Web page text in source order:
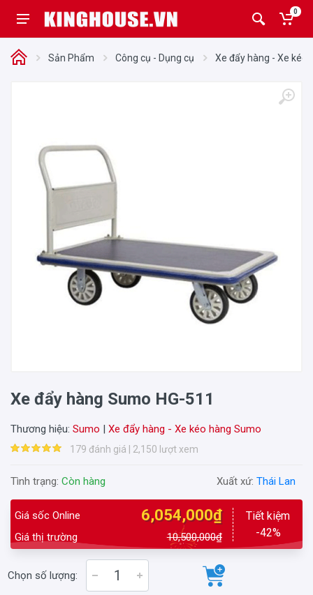
0
Sản Phẩm Công cụ - Dụng cụ Xe đẩy hàng - Xe kéo
Xe đẩy hàng Sumo HG-511
Thương hiệu: Sumo | Xe đẩy hàng - Xe kéo hàng Sumo
179 đánh giá | 2,150 lượt xem
Tình trạng: Còn hàng Xuất xứ: Thái Lan
Giá sốc Online 6,054,000₫
Giá thị trường 10,500,000₫
Tiết kiệm
-42%
Chọn số lượng: